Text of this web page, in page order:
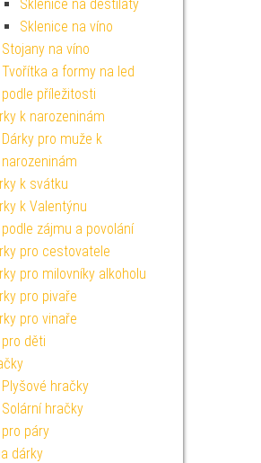
Sklenice na destiláty
Sklenice na víno
Stojany na víno
Tvořítka a formy na led
podle příležitosti
k narozeninám
Dárky pro muže k
narozeninám
k svátku
k Valentýnu
podle zájmu a povolání
pro cestovatele
pro milovníky alkoholu
pro pivaře
pro vinaře
děti
Plyšové hračky
Solární hračky
páry
dárky